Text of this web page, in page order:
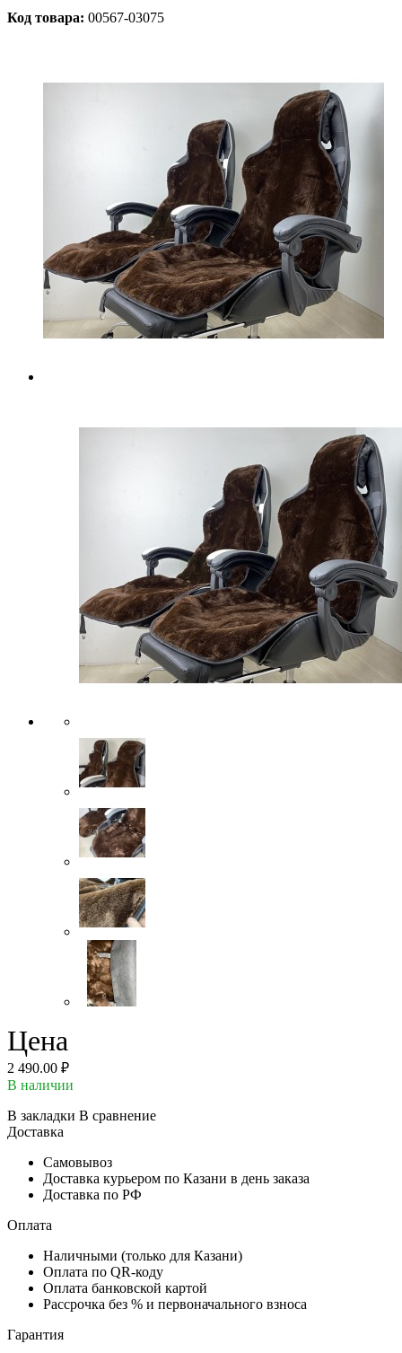
Код товара: 00567-03075
Цена
2 490.00 ₽
В наличии
В закладки В сравнение
Доставка
Самовывоз
Доставка курьером по Казани в день заказа
Доставка по РФ
Оплата
Наличными (только для Казани)
Оплата по QR-коду
Оплата банковской картой
Рассрочка без % и первоначального взноса
Гарантия